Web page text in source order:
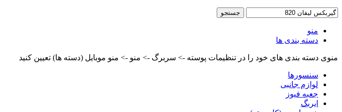
جستجو
منو
دسته بندی ها
منوی دسته بندی های خود را در تنظیمات پوسته -> سربرگ -> منو -> منو موبایل (دسته ها) تعیین کنید
سنسورها
لوازم جانبی
جعبه فیوز
ایربگ